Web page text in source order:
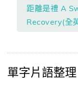
距離是禮 A
Recovery(全
單字片語整理